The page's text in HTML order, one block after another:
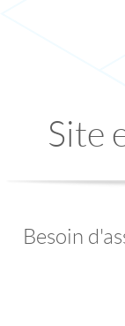
Site
Besoin